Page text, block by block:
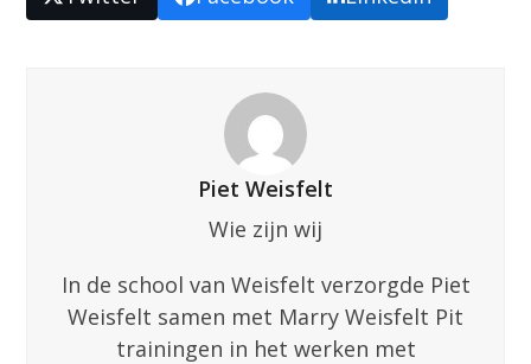
Piet Weisfelt
Wie zijn wij
In de school van Weisfelt verzorgde Piet
Weisfelt samen met Marry Weisfelt Pit
trainingen in het werken met